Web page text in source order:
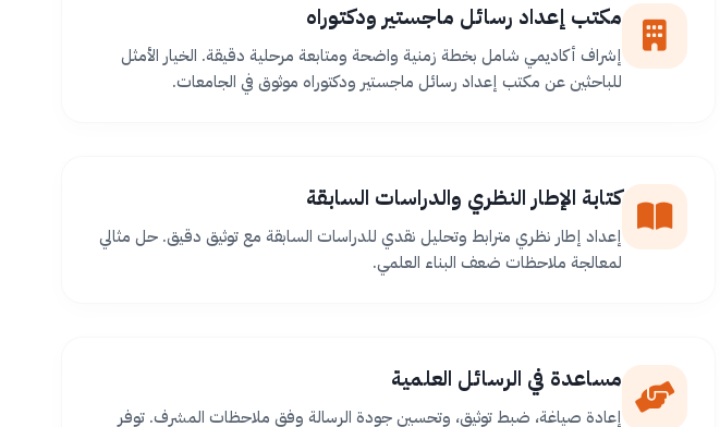
مكتب إعداد رسائل ماجستير ودكتوراه
إشراف أكاديمي شامل بخطة زمنية واضحة ومتابعة مرحلية دقيقة. الخيار الأمثل
للباحثين عن مكتب إعداد رسائل ماجستير ودكتوراه موثوق في الجامعات.
كتابة الإطار النظري والدراسات السابقة
إعداد إطار نظري مترابط وتحليل نقدي للدراسات السابقة مع توثيق دقيق. حل مثالي
لمعالجة ملاحظات ضعف البناء العلمي.
مساعدة في الرسائل العلمية
إعادة صياغة، ضبط توثيق، وتحسين جودة الرسالة وفق ملاحظات المشرف. توفر